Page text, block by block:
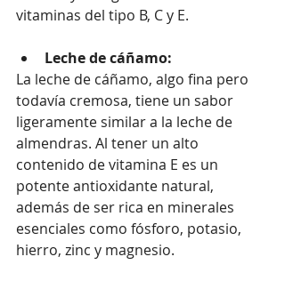
vitaminas del tipo B, C y E.
Leche de cáñamo:
La leche de cáñamo, algo fina pero
todavía cremosa, tiene un sabor
ligeramente similar a la leche de
almendras. Al tener un alto
contenido de vitamina E es un
potente antioxidante natural,
además de ser rica en minerales
esenciales como fósforo, potasio,
hierro, zinc y magnesio.